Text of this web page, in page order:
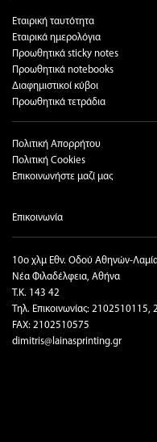
Εταιρική ταυτότητα
Εταιρικά ημερολόγια
Προωθητικά sticky notes
Προωθητικά notebooks
Διαφημιστικοί κύβοι
Προωθητικά τετράδια
Πολιτική Απορρήτου
Πολιτική Cookies
Επικοινωνήστε μαζί μας
Επικοινωνία
10ο χλμ Εθν. Οδού Αθηνών-
Νέα Φιλαδέλφεια, Αθήνα
T.K. 143 42
Τηλ. Επικοινωνίας: 2102510115,
FAX: 2102510575
dimitris@lainasprinting.gr